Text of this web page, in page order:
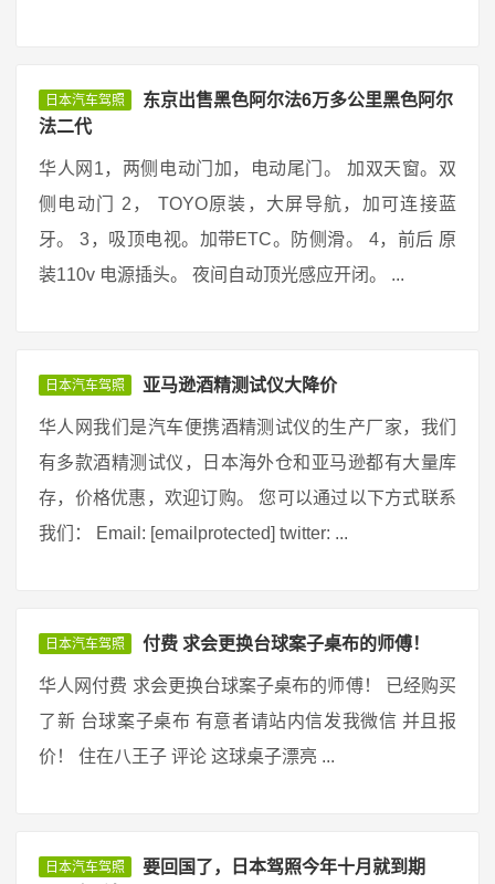
日本汽车驾照
东京出售黑色阿尔法6万多公里黑色阿尔
法二代
华人网1，两侧电动门加，电动尾门。 加双天窗。双
侧电动门 2， TOYO原装，大屏导航，加可连接蓝
牙。 3，吸顶电视。加带ETC。防侧滑。 4，前后 原
装110v 电源插头。 夜间自动顶光感应开闭。 ...
日本汽车驾照 亚马逊酒精测试仪大降价
华人网我们是汽车便携酒精测试仪的生产厂家，我们
有多款酒精测试仪，日本海外仓和亚马逊都有大量库
存，价格优惠，欢迎订购。 您可以通过以下方式联系
我们： Email: [emailprotected] twitter: ...
日本汽车驾照 付费 求会更换台球案子桌布的师傅！
华人网付费 求会更换台球案子桌布的师傅！ 已经购买
了新 台球案子桌布 有意者请站内信发我微信 并且报
价！ 住在八王子 评论 这球桌子漂亮 ...
日本汽车驾照 要回国了，日本驾照今年十月就到期